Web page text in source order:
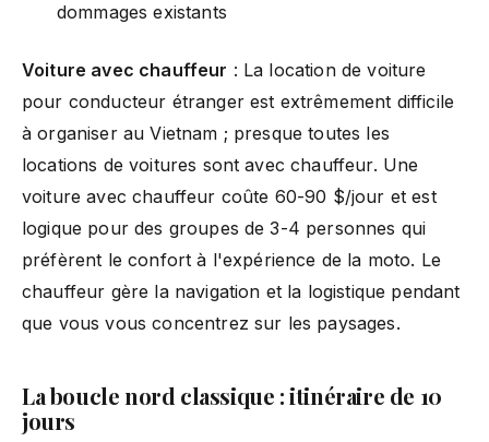
dommages existants
Voiture avec chauffeur : La location de voiture
pour conducteur étranger est extrêmement difficile
à organiser au Vietnam ; presque toutes les
locations de voitures sont avec chauffeur. Une
voiture avec chauffeur coûte 60-90 $/jour et est
logique pour des groupes de 3-4 personnes qui
préfèrent le confort à l'expérience de la moto. Le
chauffeur gère la navigation et la logistique pendant
que vous vous concentrez sur les paysages.
La boucle nord classique : itinéraire de 10
jours